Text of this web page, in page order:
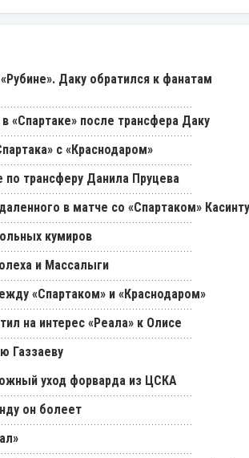
Даку обратился к фанатам
«Спартаке» после трансфера Даку
с «Краснодаром»
трансферу Данила Пруцева
в матче со «Спартаком»
кумиров
и Массалыги
«Спартаком» и «Краснодаром»
на интерес «Реала» к Олисе
Газзаеву
уход форварда из ЦСКА
он болеет